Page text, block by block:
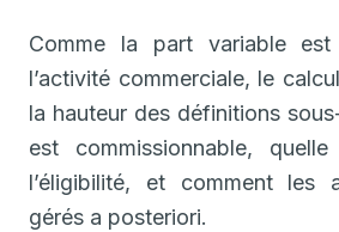
Comme la part variable est
l’activité commerciale, le
la hauteur des définitions
est commissionnable,
l’éligibilité, et comment les
gérés a posteriori.